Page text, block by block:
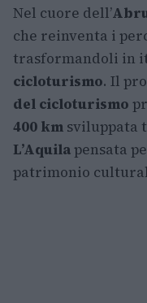
Nel cuore dell’
che reinventa i
trasformandoli in
cicloturismo. Il
del cicloturismo
400 km sviluppata
L’Aquilapensata
patrimonio